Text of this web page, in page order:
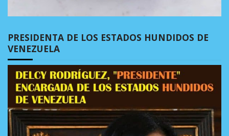
PRESIDENTA DE LOS ESTADOS HUNDIDOS DE
VENEZUELA